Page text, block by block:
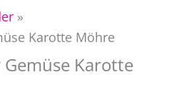
Karotte Möhre
Karotte